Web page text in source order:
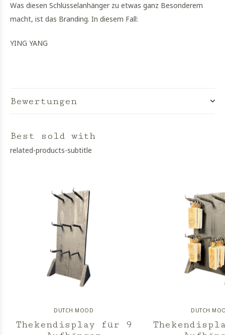
Was diesen Schlüsselanhänger zu etwas ganz Besonderem
macht, ist das Branding. In diesem Fall:
YING YANG
Bewertungen
Best sold with
related-products-subtitle
DUTCH MOOD
Thekendisplay für 9
DUTCH